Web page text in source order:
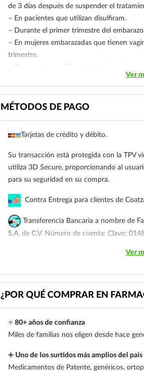
de 3 días después de suspender el
– En pacientes que utilizan disulfiram.
– Durante el primer trimestre del
– En mujeres embarazadas que tienen
trimestre.
– En casos de porfiria, epilepsia,
farmacovigilancia@cofepris.gob.mx
Ver
MÉTODOS DE PAGO
Tarjetas de crédito y débito.
Su transacción está protegida con la TPV
utiliza 3D Secure, proporcionando al
para su seguridad en su compra.
Contra Entrega para clientes de
Transferencia Bancaria a nombre de
S.A. de C.V. Número de cuenta: Clave:
Para esta forma de pago el cliente deberá
Ver
¿POR QUÉ COMPRAR EN
⭐ 80+ años de confianza
Miles de familias nos eligen desde hace
➕ Uno de los surtidos más amplios del país
Medicamentos de Patente, genéricos,